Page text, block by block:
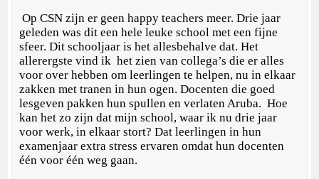
Op CSN zijn er geen happy teachers meer. Drie jaar
geleden was dit een hele leuke school met een fijne
sfeer. Dit schooljaar is het allesbehalve dat. Het
allerergste vind ik het zien van collega’s die er alles
voor over hebben om leerlingen te helpen, nu in elkaar
zakken met tranen in hun ogen. Docenten die goed
lesgeven pakken hun spullen en verlaten Aruba. Hoe
kan het zo zijn dat mijn school, waar ik nu drie jaar
voor werk, in elkaar stort? Dat leerlingen in hun
examenjaar extra stress ervaren omdat hun docenten
één voor één weg gaan.